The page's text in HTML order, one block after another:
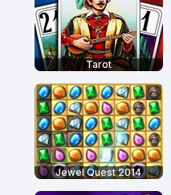
Tarot
Jewel Quest 2014